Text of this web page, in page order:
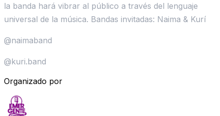
la banda hará vibrar al público a través del lenguaje
universal de la música. Bandas invitadas: Naima & Kurí
@naimaband
@kuri.band
Organizado por